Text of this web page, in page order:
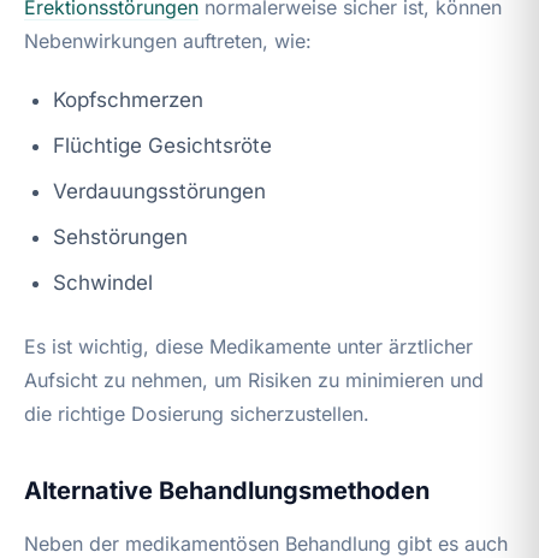
Erektionsstörungen normalerweise sicher ist, können
Nebenwirkungen auftreten, wie:
Kopfschmerzen
Flüchtige Gesichtsröte
Verdauungsstörungen
Sehstörungen
Schwindel
Es ist wichtig, diese Medikamente unter ärztlicher
Aufsicht zu nehmen, um Risiken zu minimieren und
die richtige Dosierung sicherzustellen.
Alternative Behandlungsmethoden
Neben der medikamentösen Behandlung gibt es auch